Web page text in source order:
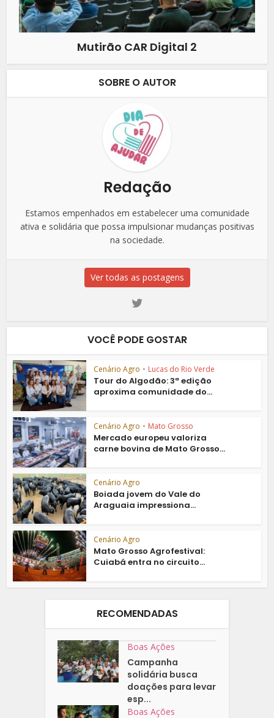
Mutirão CAR Digital 2
SOBRE O AUTOR
Redação
Estamos empenhados em estabelecer uma comunidade
ativa e solidária que possa impulsionar mudanças positivas
na sociedade.
Ver todas as postagens
VOCÊ PODE GOSTAR
Cenário Agro • Lucas do Rio Verde
Tour do Algodão: 3ª edição
aproxima comunidade do...
Cenário Agro • Mato Grosso
Mercado europeu valoriza
carne bovina de Mato Grosso...
Cenário Agro
Boiada jovem do Vale do
Araguaia impressiona...
Cenário Agro
Mato Grosso Agrofestival:
Cuiabá entra no circuito...
RECOMENDADAS
Boas Ações
Campanha
solidária busca
doações para levar
esp...
Boas Ações